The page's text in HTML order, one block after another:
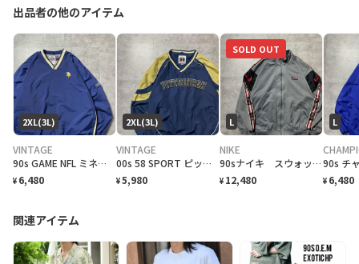
出品者の他のアイテム
2XL(3L)
VINTAGE
90s GAME NFL ミネソタヴァイキングス 刺繍ロゴ ナイロンプルオーバー
¥ 6,480
2XL(3L)
VINTAGE
00s 58 SPORT ピッツバーグパンサーズ 両面刺繍 ナイロンプルオーバー
¥5,980
L
SOLD OUT
NIKE
90sナイキ スウォッシュ刺繍 アーム刺繍 サイドロゴテープ トラックジャケット
¥ 12,480
L
¥ 6,480
関連アイテム